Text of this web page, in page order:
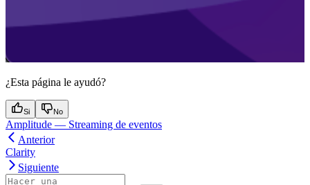
¿Esta página le ayudó?
Si No
Amplitude — Streaming de eventos
Anterior
Clarity
Siguiente